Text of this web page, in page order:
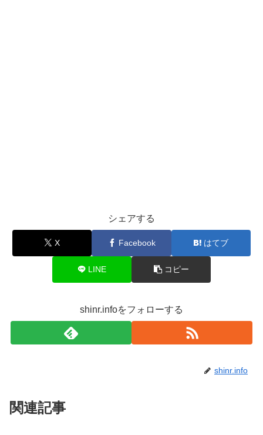
シェアする
X Facebook はてブ
LINE コピー
shinr.infoをフォローする
shinr.info
関連記事